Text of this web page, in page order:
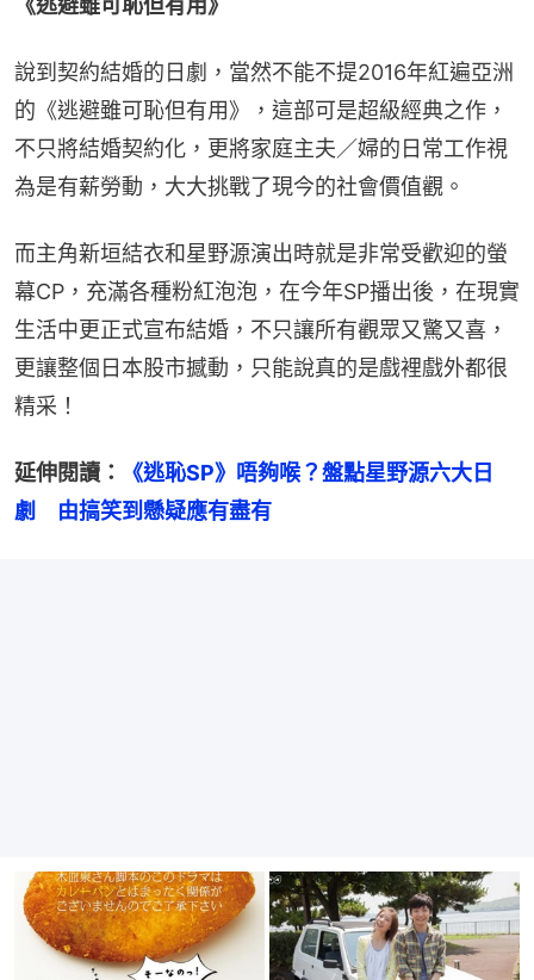
《逃避雖可恥但有用》
說到契約結婚的日劇，當然不能不提2016年紅遍亞洲
的《逃避雖可恥但有用》，這部可是超級經典之作，
不只將結婚契約化，更將家庭主夫／婦的日常工作視
為是有薪勞動，大大挑戰了現今的社會價值觀。
而主角新垣結衣和星野源演出時就是非常受歡迎的螢
幕CP，充滿各種粉紅泡泡，在今年SP播出後，在現實
生活中更正式宣布結婚，不只讓所有觀眾又驚又喜，
更讓整個日本股市撼動，只能說真的是戲裡戲外都很
精采！
延伸閱讀：
《逃恥SP》唔夠喉？盤點星野源六大日
劇　由搞笑到懸疑應有盡有